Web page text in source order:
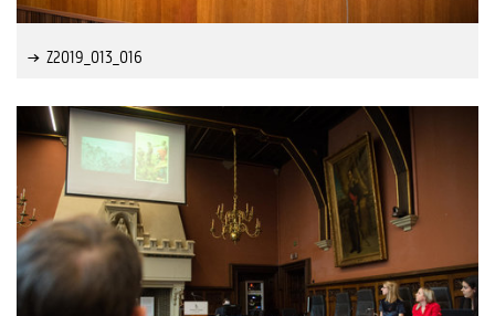
Z2019_013_016